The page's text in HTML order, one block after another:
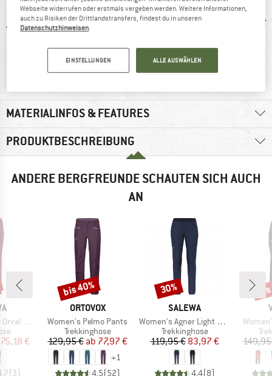
100%
Weiterempfehlung
Kunden sagen:
guter Schnitt
MATERIALINFOS & FEATURES
PRODUKTBESCHREIBUNG
ANDERE BERGFREUNDE SCHAUTEN SICH AUCH
AN
Pants
Preis
75,18 €
(3)
MARKE
ORTOVOX
Artikel
Women's Pelmo Pants
Produktgruppe
Trekkinghose
Preis
129,95 € reduzierter Preis
ab 77,97 €
+1
4,5(52)
Rabatt
bis 40%
MARKE
SALEWA
Artikel
Women's Agner Light 2 DST Pants
Produktgruppe
Trekkinghose
Preis
119,95 €reduzierter Preis
83,97 €
4,4(8)
Rabatt
30%
Artikel
Webseite widerrufen oder erstmals vergeben werden. Weitere Informationen,
auch zu Risiken der Drittlandstransfers, findest du in unseren
Datenschutzhinweisen
EINSTELLUNGEN ALLE AUSWÄHLEN